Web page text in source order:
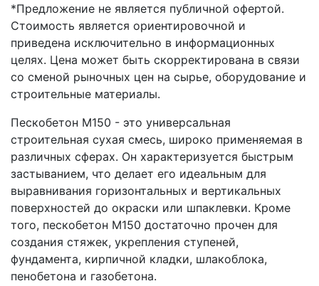
*Предложение не является публичной офертой.
Стоимость является ориентировочной и
приведена исключительно в информационных
целях. Цена может быть скорректирована в связи
со сменой рыночных цен на сырье, оборудование и
строительные материалы.
Пескобетон М150 - это универсальная
строительная сухая смесь, широко применяемая в
различных сферах. Он характеризуется быстрым
застыванием, что делает его идеальным для
выравнивания горизонтальных и вертикальных
поверхностей до окраски или шпаклевки. Кроме
того, пескобетон М150 достаточно прочен для
создания стяжек, укрепления ступеней,
фундамента, кирпичной кладки, шлакоблока,
пенобетона и газобетона.